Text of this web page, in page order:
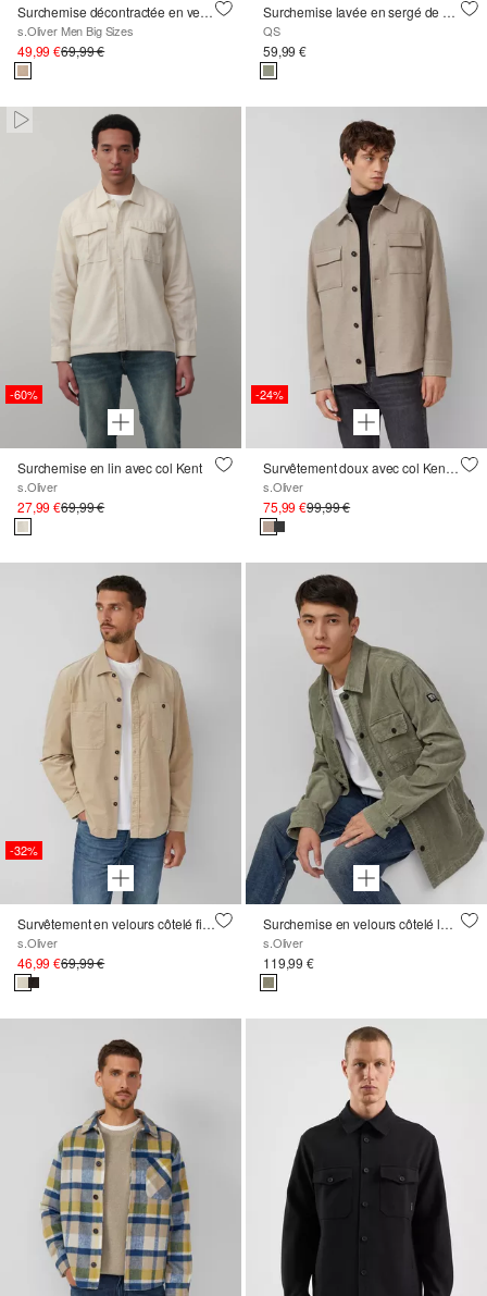
Surchemise décontractée en velours côtelé de coton extensible
s.Oliver Men Big Sizes
49,99 €69,99 €
Surchemise lavée en sergé de coton
QS
59,99 €
Paused • Muted
-60%
Surchemise en lin avec col Kent
s.Oliver
27,99 €69,99 €
-24%
Survêtement doux avec col Kent et poches poitrine plaquées
s.Oliver
75,99 €99,99 €
-32%
Survêtement en velours côtelé fin diagonal
s.Oliver
46,99 €69,99 €
Surchemise en velours côtelé lavé avec poches poitrine
s.Oliver
119,99 €